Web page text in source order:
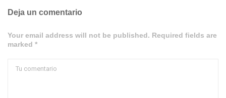
Deja un comentario
Your email address will not be published. Required fields are
marked *